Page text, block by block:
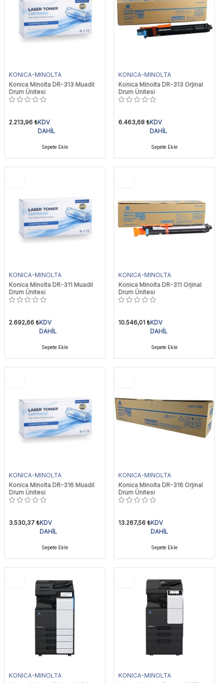
KONICA-MINOLTA
Konica Minolta DR-313 Muadil
Drum Ünitesi
2.213,96 ₺KDV
DAHİL
Sepete Ekle
KONICA-MINOLTA
Konica Minolta DR-313 Orjinal
Drum Ünitesi
6.463,68 ₺KDV
DAHİL
Sepete Ekle
KONICA-MINOLTA
Konica Minolta DR-311 Muadil
Drum Ünitesi
2.692,66 ₺KDV
DAHİL
Sepete Ekle
KONICA-MINOLTA
Konica Minolta DR-311 Orjinal
Drum Ünitesi
10.546,01 ₺KDV
DAHİL
Sepete Ekle
KONICA-MINOLTA
Konica Minolta DR-316 Muadil
Drum Ünitesi
3.530,37 ₺KDV
DAHİL
Sepete Ekle
KONICA-MINOLTA
Konica Minolta DR-316 Orjinal
Drum Ünitesi
13.267,56 ₺KDV
DAHİL
Sepete Ekle
KONICA-MINOLTA
KONICA-MINOLTA